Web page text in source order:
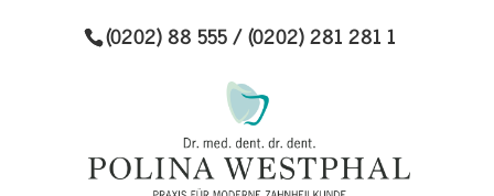
(0202) 88 555 / (0202) 281 281 1